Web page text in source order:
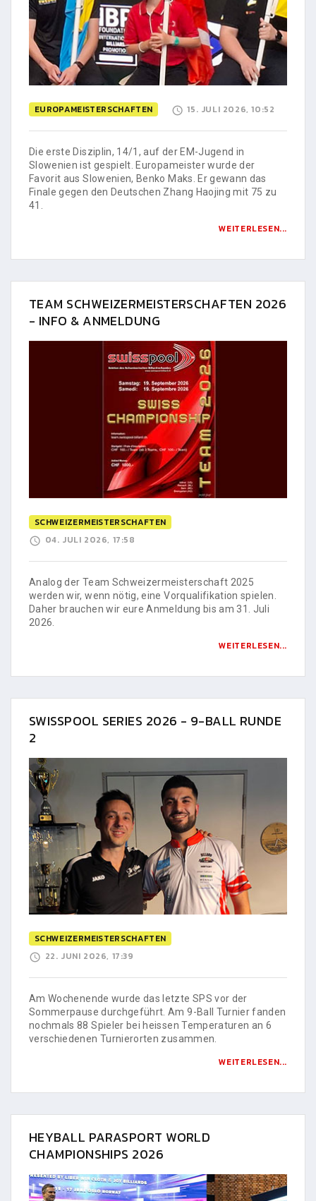
EUROPAMEISTERSCHAFTEN 15. JULI 2026, 10:52
Die erste Disziplin, 14/1, auf der EM-Jugend in
Slowenien ist gespielt. Europameister wurde der
Favorit aus Slowenien, Benko Maks. Er gewann das
Finale gegen den Deutschen Zhang Haojing mit 75 zu
41.
WEITERLESEN...
TEAM SCHWEIZERMEISTERSCHAFTEN 2026
- INFO & ANMELDUNG
SCHWEIZERMEISTERSCHAFTEN
04. JULI 2026, 17:58
Analog der Team Schweizermeisterschaft 2025
werden wir, wenn nötig, eine Vorqualifikation spielen.
Daher brauchen wir eure Anmeldung bis am 31. Juli
2026.
WEITERLESEN...
SWISSPOOL SERIES 2026 - 9-BALL RUNDE
2
SCHWEIZERMEISTERSCHAFTEN
22. JUNI 2026, 17:39
Am Wochenende wurde das letzte SPS vor der
Sommerpause durchgeführt. Am 9-Ball Turnier fanden
nochmals 88 Spieler bei heissen Temperaturen an 6
verschiedenen Turnierorten zusammen.
WEITERLESEN...
HEYBALL PARASPORT WORLD
CHAMPIONSHIPS 2026